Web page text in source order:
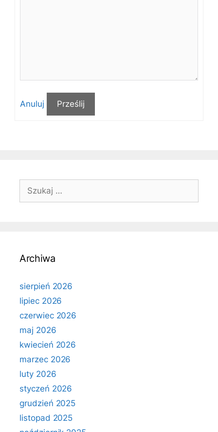
Anuluj Prześlij
Szukaj:
Archiwa
sierpień 2026
lipiec 2026
czerwiec 2026
maj 2026
kwiecień 2026
marzec 2026
luty 2026
styczeń 2026
grudzień 2025
listopad 2025